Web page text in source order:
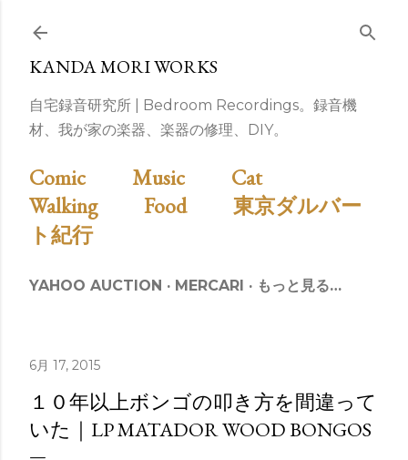
スキップしてメイン コンテンツに移動
KANDA MORI WORKS
自宅録音研究所 | Bedroom Recordings。録音機
材、我が家の楽器、楽器の修理、DIY。
Comic Music
Cat
Walking
Food
東京ダルバー
ト紀行
YAHOO AUCTION MERCARI もっと見る…
6月 17, 2015
１０年以上ボンゴの叩き方を間違って
いた｜LP MATADOR WOOD BONGOS